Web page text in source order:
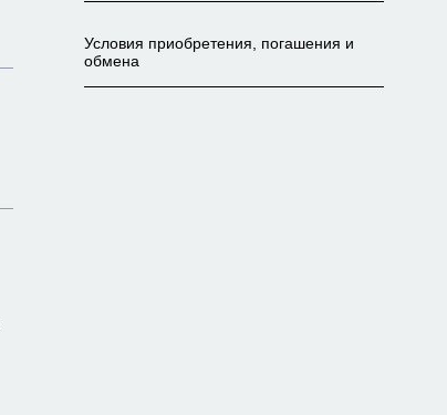
Условия приобретения, погашения и
обмена